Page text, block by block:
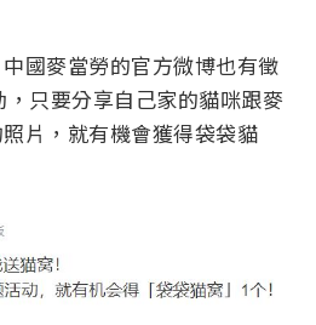
國麥當勞的官方微博也有徵
，只要分享自己家的貓咪跟麥
片，就有機會獲得袋袋貓